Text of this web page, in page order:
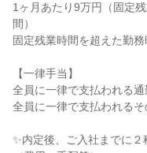
1ヶ月あたり9万円（固定
間）
固定残業時間を超えた勤
【一律手当】
全員に一律で支払われる
全員に一律で支払われる
✨内定後、ご入社までに